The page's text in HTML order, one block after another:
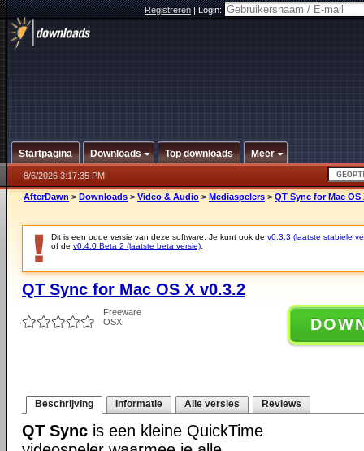
Registreren|Login:
Startpagina Downloads Top downloads Meer
8/6/2026 3:17:35 PM
AfterDawn > Downloads > Video & Audio > Mediaspelers > QT Sync for Mac OS
Dit is een oude versie van deze software. Je kunt ook de v0.3.3 (laatste stabiele
of de v0.4.0 Beta 2 (laatste beta versie)
QT Sync for Mac OS X v0.3.2
Freeware
OSX
Beschrijving Informatie Alle versies Reviews
QT Sync is een kleine QuickTime